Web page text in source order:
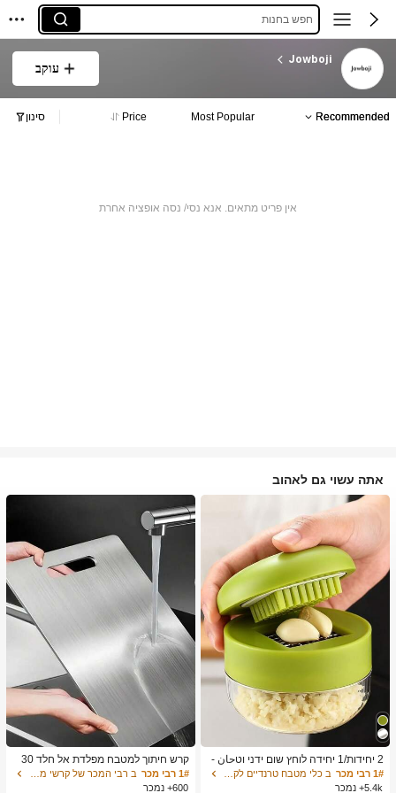
חפש בחנות
Jowboji
עוקב
Recommended
Most Popular
Price סינון
אין פריט מתאים. אנא נסי/ נסה אופציה אחרת
אתה עשוי גם לאהוב
2 יחידות/1 יחידה לוחץ שום ידני וטحان -
כלי מטבח רב-תכליתי, ניתן להשתמש לקי
צוץ, פריסה וטחינה, מתאים לבית, מסעד
1# רבי מכר
5.4k+ נמכר
קרש חיתוך למטבח מפלדת אל חלד 30
4, מתאים לחיתוך בשר, פירות וירקות, קל
לניקוי, לבישול ביתי
1# רבי מכר
600+ נמכר